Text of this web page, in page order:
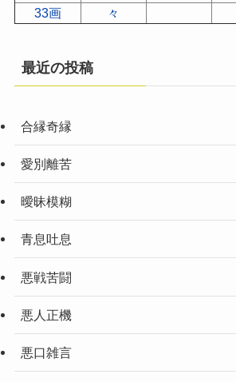
33画
々
最近の投稿
合縁奇縁
愛別離苦
曖昧模糊
青息吐息
悪戦苦闘
悪人正機
悪口雑言